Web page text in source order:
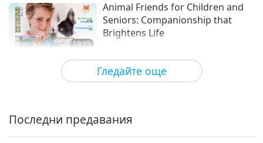
Гледайте още
19:15
Animal Friends for Children and
Seniors: Companionship that
Brightens Life
Светът на животните: нашите
2018-01-12 4796
17:03
Последни предавания